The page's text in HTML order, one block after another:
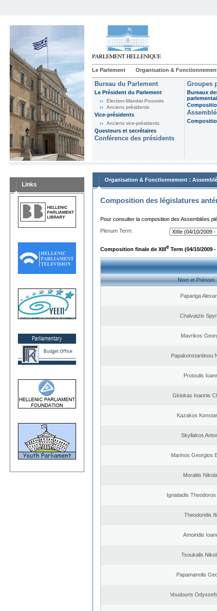
Le Parlement Organisation &
Bureau du Parlement
Le Président du Parlement
Election-Mandat-Pouvoirs
Anciens présidents
Vice-présidents
Anciens vice-présidents
Questeurs et secrétaires
Conférence des présidents
Groupes
Bureaux
Links
Organisation & Fonctionnement :
Composition des législatures
Pour consulter la composition des Assemblées
Plenum Term:
Composition finale de XIIIe Term (04/10/2009 -
Nom et Prénom
Papariga
Chalvatzis
Mavrikos
Papakonstantinou
Protoulis
Gkiokas Ioannis
Kazakos
Skyllakos
Marinos Georgios
Moraitis
Ignatiadis
Theodoridis
Amoiridis
Tsoukalis
Papamanolis
Voudouris